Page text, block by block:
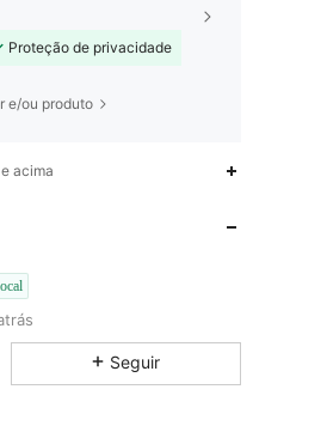
Proteção de privacidade
e/ou produto
acima
254
254
254
Seguir